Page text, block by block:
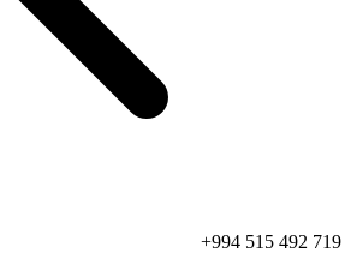
+994 515 492 719